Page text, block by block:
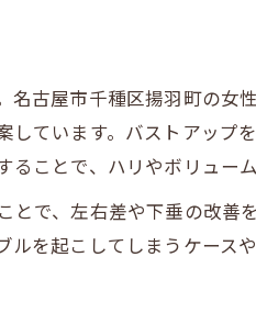
トケアのカウンセリング術
す女性の新習慣
す前向きなライフスタイル
すバストケア習慣の秘訣
古屋市千種区揚羽町の女
ています。バストアップ
ことで、ハリやボリュー
で、左右差や下垂の改善
を起こしてしまうケース